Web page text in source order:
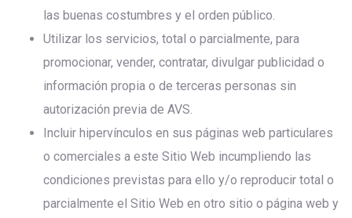
las buenas costumbres y el orden público.
Utilizar los servicios, total o parcialmente, para
promocionar, vender, contratar, divulgar publicidad o
información propia o de terceras personas sin
autorización previa de AVS.
Incluir hipervínculos en sus páginas web particulares
o comerciales a este Sitio Web incumpliendo las
condiciones previstas para ello y/o reproducir total o
parcialmente el Sitio Web en otro sitio o página web y